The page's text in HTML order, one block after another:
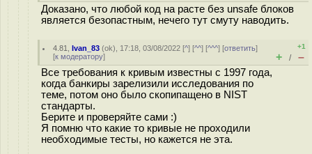
Доказано, что любой код на расте без unsafe блоков
является безопастным, нечего тут смуту наводить.
4.81 ,Ivan_83 (ok), 17:18, 03/08/2022 [^] [^^] [^^^] [ответить]
[к модератору]
+1
+ / –
Все требования к кривым известны с 1997 года,
когда банкиры зарелизили исследования по
теме, потом оно было скопипащено в NIST
стандарты.
Берите и проверяйте сами :)
Я помню что какие то кривые не проходили
необходимые тесты, но кажется не эта.